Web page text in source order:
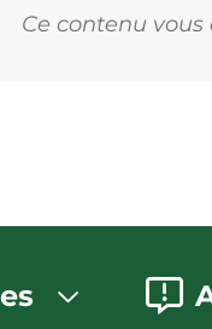
Ce contenu